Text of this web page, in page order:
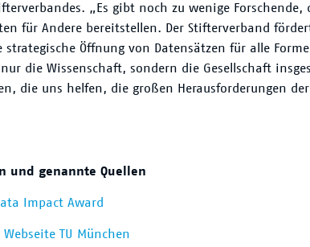
„Es gibt noch zu wenige Forschende,
für Andere bereitstellen. Der Stifterverband
strategische Öffnung von Datensätzen für alle
die Wissenschaft, sondern die Gesellschaft
die uns helfen, die großen Herausforderungen
und genannte Quellen
Impact Award
Webseite TU München